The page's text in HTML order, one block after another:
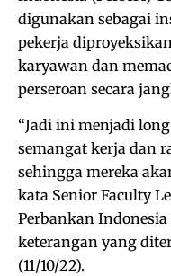
digunakan sebagai
pekerja
karyawan dan
perseroan secara
“Jadi ini menjadi
semangat kerja dan
sehingga mereka
kata Senior Faculty
Perbankan
keterangan yang
(11/10/22).